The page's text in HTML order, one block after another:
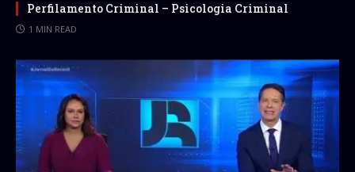
Perfilamento Criminal – Psicologia Criminal
1 MIN READ